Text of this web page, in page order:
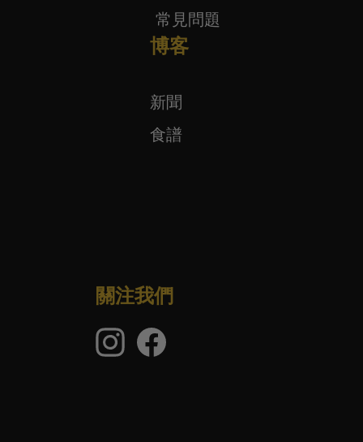
常見問題
博客
新聞
食譜
關注我們
Instagram
臉